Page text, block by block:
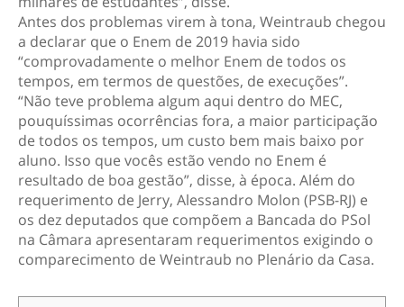
Antes dos problemas virem à tona, Weintraub chegou
a declarar que o Enem de 2019 havia sido
“comprovadamente o melhor Enem de todos os
tempos, em termos de questões, de execuções”.
“Não teve problema algum aqui dentro do MEC,
pouquíssimas ocorrências fora, a maior participação
de todos os tempos, um custo bem mais baixo por
aluno. Isso que vocês estão vendo no Enem é
resultado de boa gestão”, disse, à época. Além do
requerimento de Jerry, Alessandro Molon (PSB-RJ) e
os dez deputados que compõem a Bancada do PSol
na Câmara apresentaram requerimentos exigindo o
comparecimento de Weintraub no Plenário da Casa.